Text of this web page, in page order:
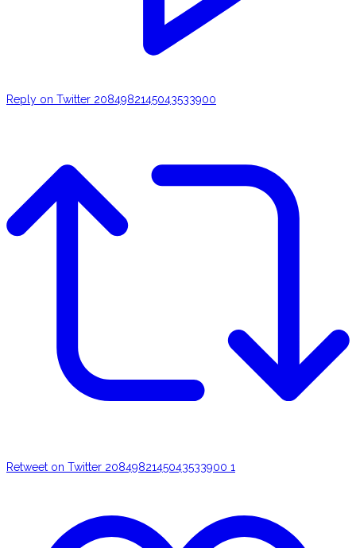
Reply on Twitter 2084982145043533900
Retweet on Twitter 2084982145043533900 1